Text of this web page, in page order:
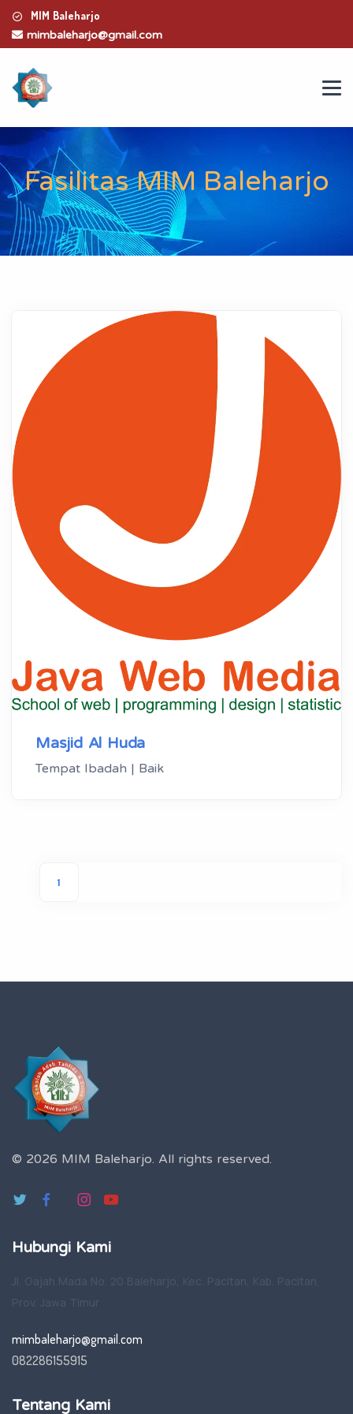
MIM Baleharjo
mimbaleharjo@gmail.com
Fasilitas MIM Baleharjo
Masjid Al Huda
Tempat Ibadah | Baik
1
© 2026 MIM Baleharjo. All rights reserved.
Hubungi Kami
Jl. Gajah Mada No. 20 Baleharjo, Kec. Pacitan, Kab. Pacitan,
Prov. Jawa Timur
mimbaleharjo@gmail.com
082286155915
Tentang Kami